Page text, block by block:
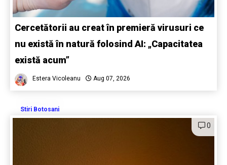
Cercetătorii au creat în premieră virusuri ce
nu există în natură folosind AI: „Capacitatea
există acum”
Estera Vicoleanu Aug 07, 2026
Stiri Botosani
0